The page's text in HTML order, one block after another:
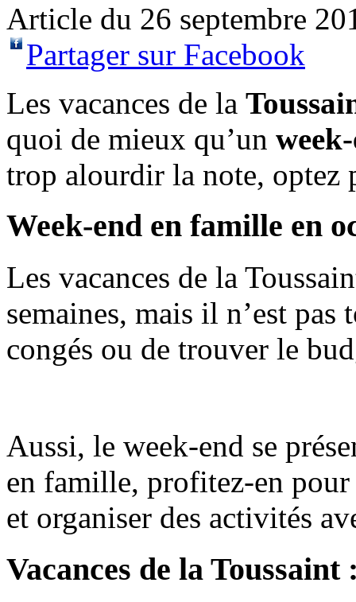
Article du 26 septembre
Partager sur Facebook
Les vacances de la
quoi de mieux qu’un
trop alourdir la note, optez
Week-end en famille en
Les vacances de la
semaines, mais il n’est pas
congés ou de trouver le
Aussi, le week-end se
en famille, profitez-en
et organiser des activités
Vacances de la